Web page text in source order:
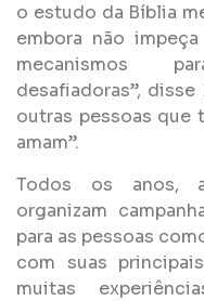
o estudo da Bíblia
embora não
mecanismos
desafiadoras”,
outras pessoas que
amam”.
Todos os anos,
organizam
para as pessoas
com suas
muitas